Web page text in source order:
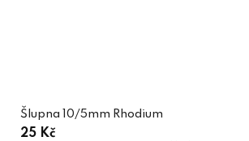
Šlupna 10/5mm Rhodium
25 Kč